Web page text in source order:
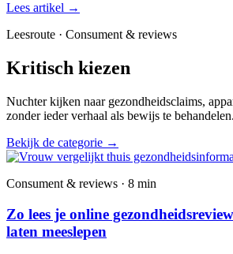
Lees artikel →
Leesroute · Consument & reviews
Kritisch kiezen
Nuchter kijken naar gezondheidsclaims,
zonder ieder verhaal als bewijs te behandelen.
Bekijk de categorie →
Consument & reviews · 8 min
Zo lees je online
laten meeslepen